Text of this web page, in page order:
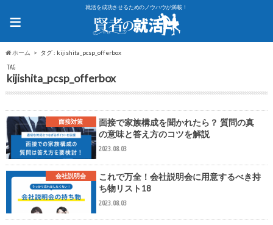
就活を成功させるためのノウハウが満載！
≡
ホーム タグ : kijishita_pcsp_offerbox
TAG
kijishita_pcsp_offerbox
面接対策
面接で家族構成を聞かれたら？ 質問の真
の意味と答え方のコツを解説
2023.08.03
会社説明会
これで万全！会社説明会に用意するべき持
ち物リスト18
2023.08.03